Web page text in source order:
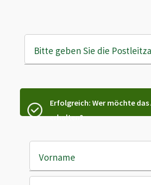
Bitte geben Sie die
Erfolgreich: Wer möchte
erhalten?
Vorname